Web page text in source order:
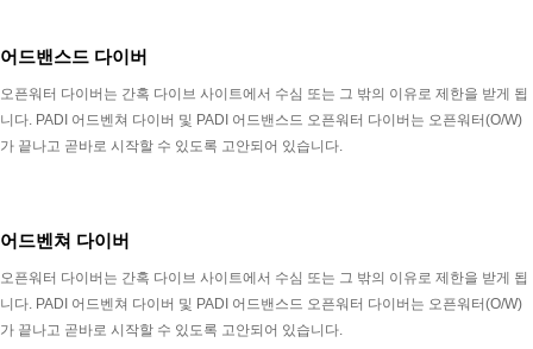
어드밴스드 다이버
오픈워터 다이버는 간혹 다이브 사이트에서 수심 또는 그 밖의 이유로 제한을 받게 됩
니다. PADI 어드벤쳐 다이버 및 PADI 어드밴스드 오픈워터 다이버는 오픈워터(O/W)
가 끝나고 곧바로 시작할 수 있도록 고안되어 있습니다.
어드벤쳐 다이버
오픈워터 다이버는 간혹 다이브 사이트에서 수심 또는 그 밖의 이유로 제한을 받게 됩
니다. PADI 어드벤쳐 다이버 및 PADI 어드밴스드 오픈워터 다이버는 오픈워터(O/W)
가 끝나고 곧바로 시작할 수 있도록 고안되어 있습니다.